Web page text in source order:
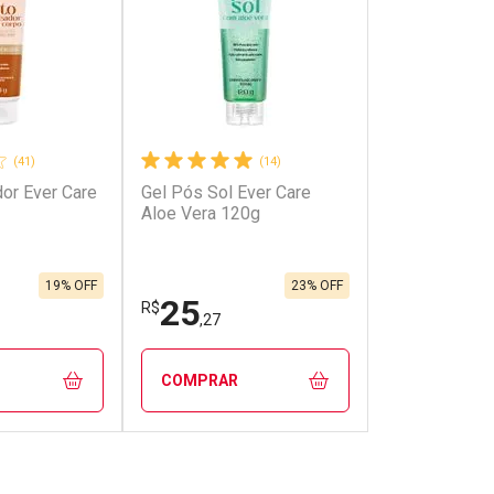
(41)
Ever Care
19% OFF
(14)
Gel Pós Sol Ever Care
Aloe Vera 120g
R$25,27
23% OFF
COMPRAR